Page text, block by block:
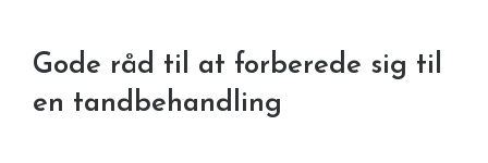
Gode råd til at forberede sig til
en tandbehandling